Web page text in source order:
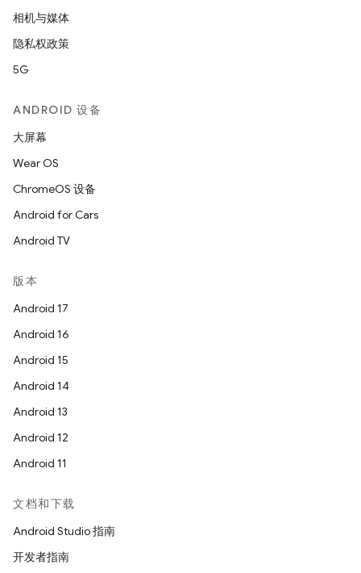
相机与媒体
隐私权政策
5G
ANDROID 设备
大屏幕
Wear OS
ChromeOS 设备
Android for Cars
Android TV
版本
Android 17
Android 16
Android 15
Android 14
Android 13
Android 12
Android 11
文档和下载
Android Studio 指南
开发者指南